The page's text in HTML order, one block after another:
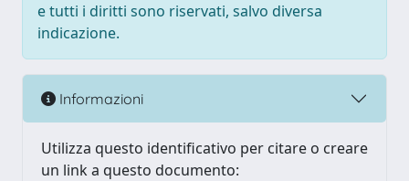
e tutti i diritti sono riservati, salvo diversa
indicazione.
Informazioni
Utilizza questo identificativo per citare o creare
un link a questo documento: